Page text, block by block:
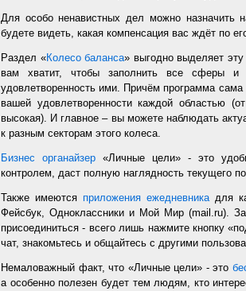
Для особо ненавистных дел можно назначить
будете видеть, какая компенсация вас ждёт по
Раздел «Колесо баланса» выгодно выделяет
вам хватит, чтобы заполнить все сферы и
удовлетворенность ими. Причём программа
вашей удовлетворенности каждой областью
высокая). И главное – вы можете наблюдать
к разным секторам этого колеса.
Бизнес органайзер «Личные цели» - это
контролем, даст полную наглядность текущего
Также имеются приложения ежедневникадля
Фейсбук, Одноклассники и Мой Мир (mail.ru).
присоединиться - всего лишь нажмите кнопку
чат, знакомьтесь и общайтесь с другими
Немаловажный факт, что «Личные цели» - это
а особенно полезен будет тем людям, кто